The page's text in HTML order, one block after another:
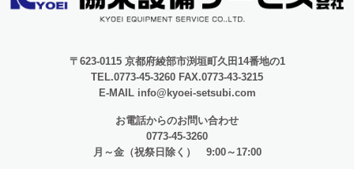
〒623-0115 京都府綾部市渕垣町久田14番地の1
TEL.0773-45-3260 FAX.0773-43-3215
E-MAIL info@kyoei-setsubi.com
お電話からのお問い合わせ
0773-45-3260
月～金（祝祭日除く） 9:00～17:00